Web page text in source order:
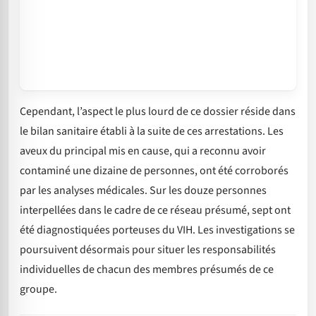
Cependant, l’aspect le plus lourd de ce dossier réside dans
le bilan sanitaire établi à la suite de ces arrestations. Les
aveux du principal mis en cause, qui a reconnu avoir
contaminé une dizaine de personnes, ont été corroborés
par les analyses médicales. Sur les douze personnes
interpellées dans le cadre de ce réseau présumé, sept ont
été diagnostiquées porteuses du VIH. Les investigations se
poursuivent désormais pour situer les responsabilités
individuelles de chacun des membres présumés de ce
groupe.